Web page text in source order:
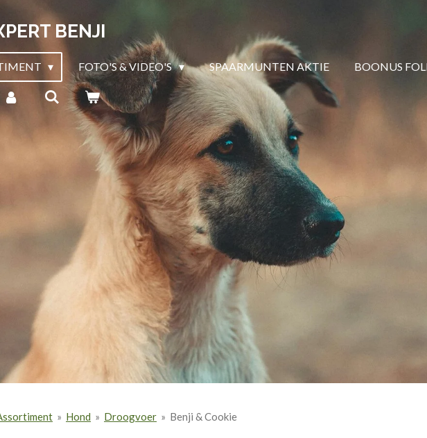
BENJI
FOTO'S & VIDEO'S SPAARMUNTEN AKTIE BOONUS
» Hond » Droogvoer » Benji & Cookie